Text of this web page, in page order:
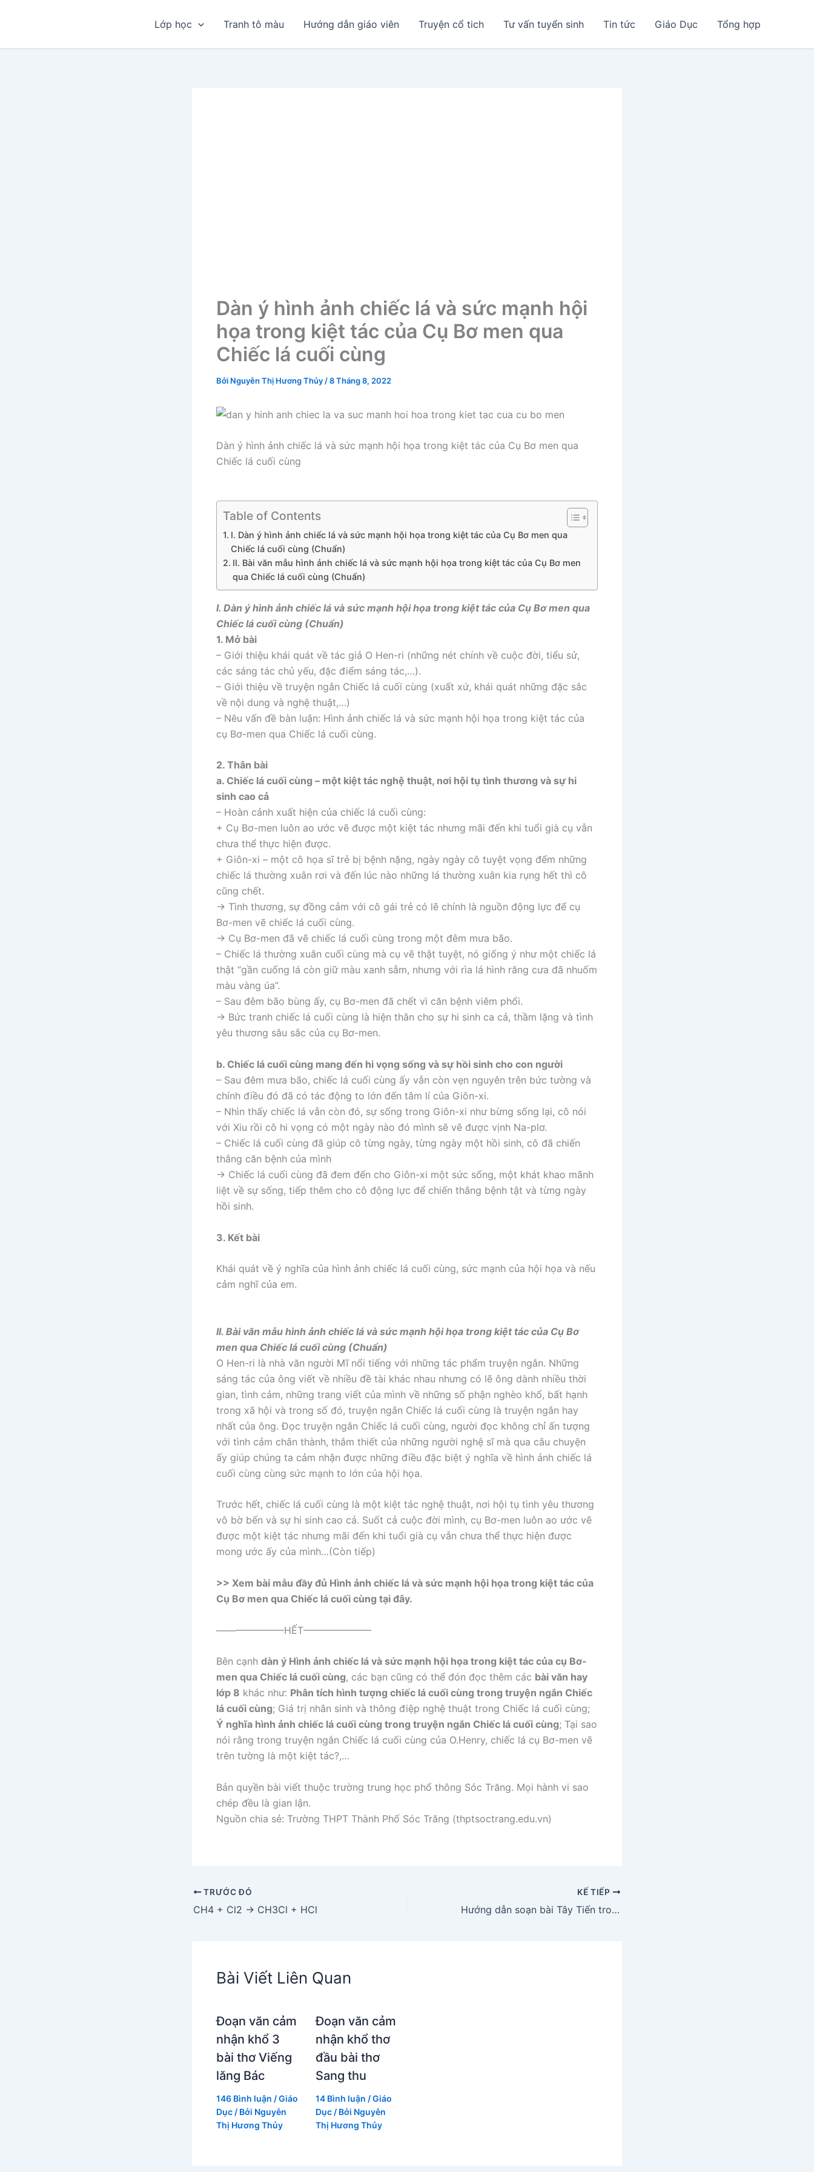
Lớp học Tranh tô màu Hướng dẫn giáo viên Truyện cổ tich Tư vấn tuyển sinh Tin tức Giáo Dục Tổng hợp
Dàn ý hình ảnh chiếc lá và sức mạnh hội
họa trong kiệt tác của Cụ Bơ men qua
Chiếc lá cuối cùng
Bởi Nguyễn Thị Hương Thủy /8 Tháng 8, 2022
Dàn ý hình ảnh chiếc lá và sức mạnh hội họa trong kiệt tác của Cụ Bơ men qua
Chiếc lá cuối cùng
Table of Contents
I. Dàn ý hình ảnh chiếc lá và sức mạnh hội họa trong kiệt tác của Cụ Bơ men qua
Chiếc lá cuối cùng (Chuẩn)
II. Bài văn mẫu hình ảnh chiếc lá và sức mạnh hội họa trong kiệt tác của Cụ Bơ men
qua Chiếc lá cuối cùng (Chuẩn)
I. Dàn ý hình ảnh chiếc lá và sức mạnh hội họa trong kiệt tác của Cụ Bơ men qua
Chiếc lá cuối cùng (Chuẩn)
1. Mở bài
– Giới thiệu khái quát về tác giả O Hen-ri (những nét chính về cuộc đời, tiểu sử,
các sáng tác chủ yếu, đặc điểm sáng tác,…).
– Giới thiệu về truyện ngắn Chiếc lá cuối cùng (xuất xứ, khái quát những đặc sắc
về nội dung và nghệ thuật,…)
– Nêu vấn đề bàn luận: Hình ảnh chiếc lá và sức mạnh hội họa trong kiệt tác của
cụ Bơ-men qua Chiếc lá cuối cùng.
2. Thân bài
a. Chiếc lá cuối cùng – một kiệt tác nghệ thuật, nơi hội tụ tình thương và sự hi
sinh cao cả
– Hoàn cảnh xuất hiện của chiếc lá cuối cùng:
+ Cụ Bơ-men luôn ao ước vẽ được một kiệt tác nhưng mãi đến khi tuổi già cụ vẫn
chưa thể thực hiện được.
+ Giôn-xi – một cô họa sĩ trẻ bị bệnh nặng, ngày ngày cô tuyệt vọng đếm những
chiếc lá thường xuân rơi và đến lúc nào những lá thường xuân kia rụng hết thì cô
cũng chết.
→ Tình thương, sự đồng cảm với cô gái trẻ có lẽ chính là nguồn động lực để cụ
Bơ-men vẽ chiếc lá cuối cùng.
→ Cụ Bơ-men đã vẽ chiếc lá cuối cùng trong một đêm mưa bão.
– Chiếc lá thường xuân cuối cùng mà cụ vẽ thật tuyệt, nó giống ý như một chiếc lá
thật “gần cuống lá còn giữ màu xanh sẫm, nhưng với rìa lá hình răng cưa đã nhuốm
màu vàng úa”.
– Sau đêm bão bùng ấy, cụ Bơ-men đã chết vì căn bệnh viêm phổi.
→ Bức tranh chiếc lá cuối cùng là hiện thân cho sự hi sinh ca cả, thầm lặng và tình
yêu thương sâu sắc của cụ Bơ-men.
b. Chiếc lá cuối cùng mang đến hi vọng sống và sự hồi sinh cho con người
– Sau đêm mưa bão, chiếc lá cuối cùng ấy vẫn còn vẹn nguyên trên bức tường và
chính điều đó đã có tác động to lớn đến tâm lí của Giôn-xi.
– Nhìn thấy chiếc lá vẫn còn đó, sự sống trong Giôn-xi như bừng sống lại, cô nói
với Xiu rồi cô hi vọng có một ngày nào đó mình sẽ vẽ được vịnh Na-plơ.
– Chiếc lá cuối cùng đã giúp cô từng ngày, từng ngày một hồi sinh, cô đã chiến
thắng căn bệnh của mình
→ Chiếc lá cuối cùng đã đem đến cho Giôn-xi một sức sống, một khát khao mãnh
liệt về sự sống, tiếp thêm cho cô động lực để chiến thắng bệnh tật và từng ngày
hồi sinh.
3. Kết bài
Khái quát về ý nghĩa của hình ảnh chiếc lá cuối cùng, sức mạnh của hội họa và nếu
cảm nghĩ của em.
II. Bài văn mẫu hình ảnh chiếc lá và sức mạnh hội họa trong kiệt tác của Cụ Bơ
men qua Chiếc lá cuối cùng (Chuẩn)
O Hen-ri là nhà văn người Mĩ nổi tiếng với những tác phẩm truyện ngắn. Những
sáng tác của ông viết về nhiều đề tài khác nhau nhưng có lẽ ông dành nhiều thời
gian, tình cảm, những trang viết của mình về những số phận nghèo khổ, bất hạnh
trong xã hội và trong số đó, truyện ngắn Chiếc lá cuối cùng là truyện ngắn hay
nhất của ông. Đọc truyện ngắn Chiếc lá cuối cùng, người đọc không chỉ ấn tượng
với tình cảm chân thành, thắm thiết của những người nghệ sĩ mà qua câu chuyện
ấy giúp chúng ta cảm nhận được những điều đặc biệt ý nghĩa về hình ảnh chiếc lá
cuối cùng cùng sức mạnh to lớn của hội họa.
Trước hết, chiếc lá cuối cùng là một kiệt tác nghệ thuật, nơi hội tụ tình yêu thương
vô bờ bến và sự hi sinh cao cả. Suốt cả cuộc đời mình, cụ Bơ-men luôn ao ước vẽ
được một kiệt tác nhưng mãi đến khi tuổi già cụ vẫn chưa thể thực hiện được
mong ước ấy của mình…(Còn tiếp)
>> Xem bài mẫu đầy đủ Hình ảnh chiếc lá và sức mạnh hội họa trong kiệt tác của
Cụ Bơ men qua Chiếc lá cuối cùng tại đây.
———————HẾT———————
Bên cạnh dàn ý Hình ảnh chiếc lá và sức mạnh hội họa trong kiệt tác của cụ Bơ-
men qua Chiếc lá cuối cùng, các bạn cũng có thể đón đọc thêm các bài văn hay
lớp 8 khác như: Phân tích hình tượng chiếc lá cuối cùng trong truyện ngắn Chiếc
lá cuối cùng; Giá trị nhân sinh và thông điệp nghệ thuật trong Chiếc lá cuối cùng;
Ý nghĩa hình ảnh chiếc lá cuối cùng trong truyện ngắn Chiếc lá cuối cùng; Tại sao
nói rằng trong truyện ngắn Chiếc lá cuối cùng của O.Henry, chiếc lá cụ Bơ-men vẽ
trên tường là một kiệt tác?,…
Bản quyền bài viết thuộc trường trung học phổ thông Sóc Trăng. Mọi hành vi sao
chép đều là gian lận.
Nguồn chia sẻ: Trường THPT Thành Phố Sóc Trăng (thptsoctrang.edu.vn)
TRƯỚC ĐÓ
CH4 + Cl2 → CH3Cl + HCl
KẾ TIẾP
Hướng dẫn soạn bài Tây Tiến trong chương trình Ngữ Văn 12
Bài Viết Liên Quan
Đoạn văn cảm
nhận khổ 3
bài thơ Viếng
lăng Bác
146 Bình luận /Giáo
Dục / Bởi Nguyễn
Thị Hương Thủy
Đoạn văn cảm
nhận khổ thơ
đầu bài thơ
Sang thu
14 Bình luận /Giáo
Dục/ Bởi Nguyễn
Thị Hương Thủy